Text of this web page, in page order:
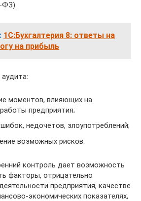
ФЗ).
1С:Бухгалтерия 8: ответы на
на прибыль
моментов, влияющих на
предприятия;
недочетов, злоупотреблений;
возможных рисков.
контроль дает возможность
факторы, отрицательно
предприятия, качестве
экономических показателях,